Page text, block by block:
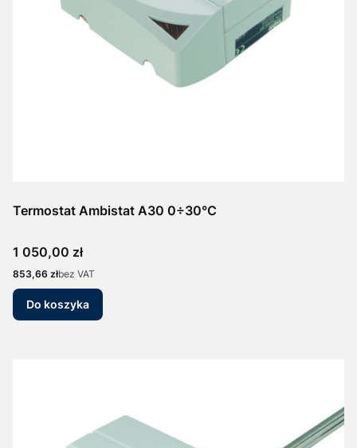
Termostat Ambistat A30 0÷30°C
Cena
1 050,00 zł
Cena
853,66 złbez VAT
Do koszyka